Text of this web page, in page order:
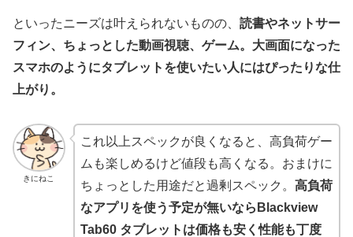
といったニーズは叶えられないものの、 読書やネットサー
フィン、ちょっとした動画視聴、ゲーム。大画面になった
スマホのようにタブレットを使いたい人にはぴったりな仕
上がり。
きにねこ
これ以上スペックが良くなると、高負荷ゲー
ムも楽しめるけど値段も高くなる。おまけに
ちょっとした用途だと過剰スペック。 高負荷
なアプリを使う予定が無いならBlackview
Tab60 タブレットは価格も安く性能も丁度